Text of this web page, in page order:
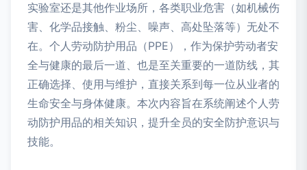
实验室还是其他作业场所，各类职业危害（如机械伤
害、化学品接触、粉尘、噪声、高处坠落等）无处不
在。个人劳动防护用品（PPE），作为保护劳动者安
全与健康的最后一道、也是至关重要的一道防线，其
正确选择、使用与维护，直接关系到每一位从业者的
生命安全与身体健康。本次内容旨在系统阐述个人劳
动防护用品的相关知识，提升全员的安全防护意识与
技能。